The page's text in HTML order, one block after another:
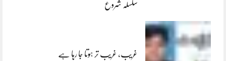
سلسلہ شروع
غریب، غریب تر ہوتا جا رہا ہے